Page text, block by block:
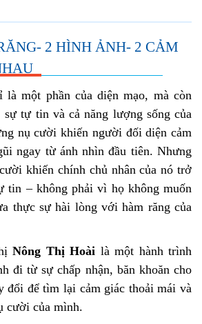
2 HÌNH ẢNH- 2 CẢM
một phần của diện mạo, mà còn
sự tự tin và cả năng lượng sống của
nụ cười khiến người đối diện cảm
ngay từ ánh nhìn đầu tiên. Nhưng
khiến chính chủ nhân của nó trở
tin – không phải vì họ không muốn
thực sự hài lòng với hàm răng của
Nông Thị Hoài là một hành trình
đi từ sự chấp nhận, băn khoăn cho
đổi để tìm lại cảm giác thoải mái và
cười của mình.